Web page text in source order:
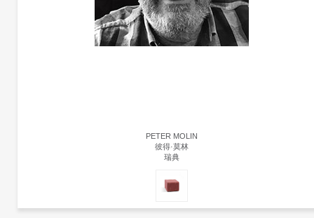
PETER MOLIN
彼得·莫林
瑞典